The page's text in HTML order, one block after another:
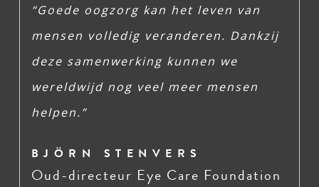
“Goede oogzorg kan het leven van
mensen volledig veranderen. Dankzij
deze samenwerking kunnen we
wereldwijd nog veel meer mensen
helpen.”
BJÖRN STENVERS
Oud-directeur Eye Care Foundation